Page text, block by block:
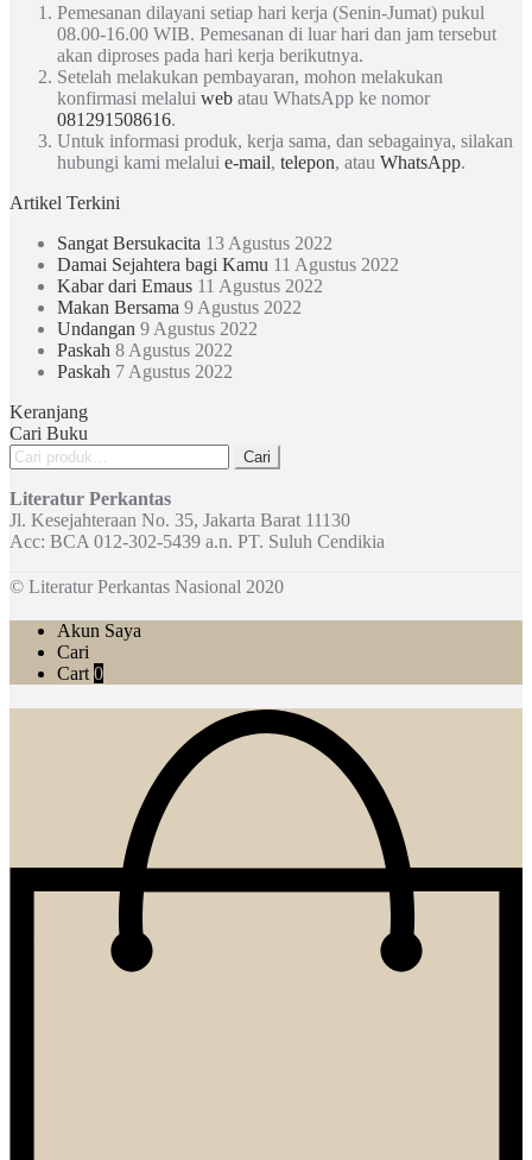
Pemesanan dilayani setiap hari kerja (Senin-Jumat) pukul
08.00-16.00 WIB. Pemesanan di luar hari dan jam tersebut
akan diproses pada hari kerja berikutnya.
Setelah melakukan pembayaran, mohon melakukan
konfirmasi melalui web atau WhatsApp ke nomor
081291508616.
Untuk informasi produk, kerja sama, dan sebagainya, silakan
hubungi kami melalui e-mail, telepon, atau WhatsApp.
Artikel Terkini
Sangat Bersukacita 13 Agustus 2022
Damai Sejahtera bagi Kamu 11 Agustus 2022
Kabar dari Emaus 11 Agustus 2022
Makan Bersama 9 Agustus 2022
Undangan 9 Agustus 2022
Paskah 8 Agustus 2022
Paskah 7 Agustus 2022
Keranjang
Cari Buku
Pencarian
Cari
Literatur Perkantas
Jl. Kesejahteraan No. 35, Jakarta Barat 11130
Acc: BCA 012-302-5439 a.n. PT. Suluh Cendikia
© Literatur Perkantas Nasional 2020
Akun Saya
Cari
Cart 0